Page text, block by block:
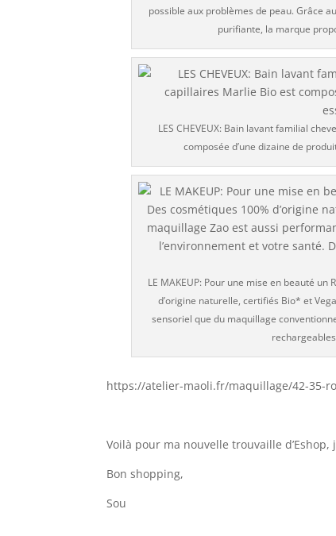
possible aux problèmes de peau. Grâce
purifiante, la marque
LES CHEVEUX: Bain lavant familial
composée d’une dizaine de
LE MAKEUP: Pour une mise en beauté
d’origine naturelle, certifiés Bio* et
sensoriel que du maquillage
https://atelier-maoli.fr/maquillage/42-35-
Voilà pour ma nouvelle trouvaille d’Eshop,
Bon shopping,
Sou